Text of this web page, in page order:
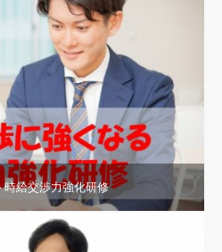
時給交渉力強化研修